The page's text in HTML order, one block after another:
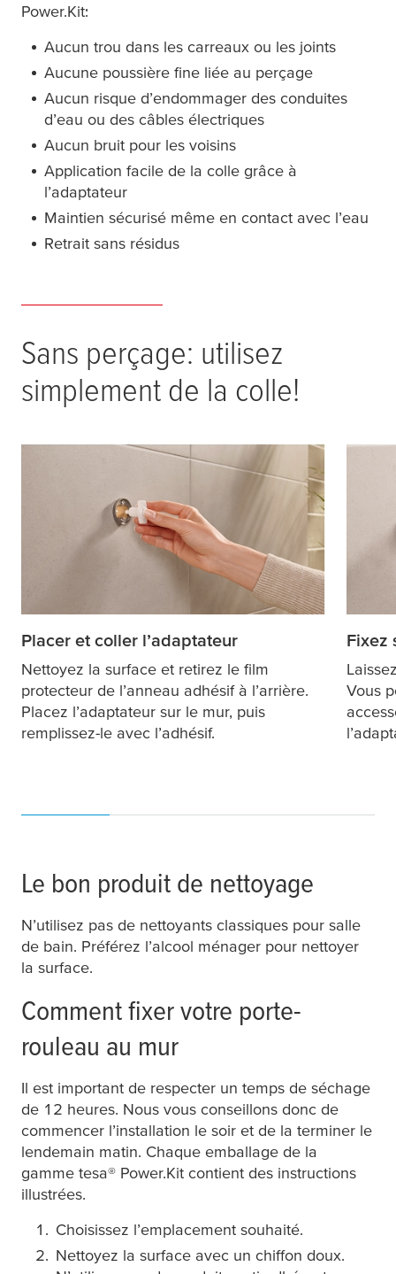
Power.Kit:
Aucun trou dans les carreaux ou les joints
Aucune poussière fine liée au perçage
Aucun risque d’endommager des conduites
d’eau ou des câbles électriques
Aucun bruit pour les voisins
Application facile de la colle grâce à
l’adaptateur
Maintien sécurisé même en contact avec l’eau
Retrait sans résidus
Sans perçage: utilisez
simplement de la colle!
Placer et coller l’adaptateur
Nettoyez la surface et retirez le film
protecteur de l’anneau adhésif à l’arrière.
Placez l’adaptateur sur le mur, puis
remplissez-le avec l’adhésif.
Fixez
Vous
Le bon produit de nettoyage
N’utilisez pas de nettoyants classiques pour salle
de bain. Préférez l’alcool ménager pour nettoyer
la surface.
Comment fixer votre porte-
rouleau au mur
Il est important de respecter un temps de séchage
de 12 heures. Nous vous conseillons donc de
commencer l’installation le soir et de la terminer le
lendemain matin. Chaque emballage de la
gamme tesa® Power.Kit contient des instructions
illustrées.
Choisissez l’emplacement souhaité.
Nettoyez la surface avec un chiffon doux.